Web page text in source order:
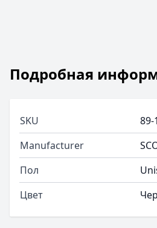
Подробная
SKU
89-
Manufacturer
Пол
Цвет